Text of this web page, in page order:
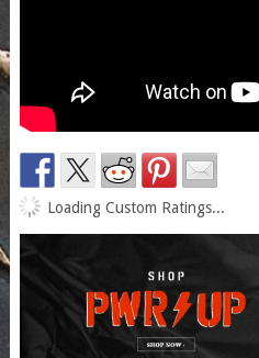
Loading Custom Ratings...